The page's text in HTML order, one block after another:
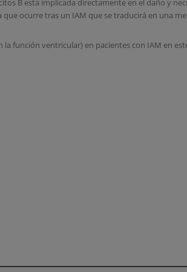
B está implicada directamente en el daño y
ocurre tras un IAM que se traducirá en una
función ventricular) en pacientes con IAM en